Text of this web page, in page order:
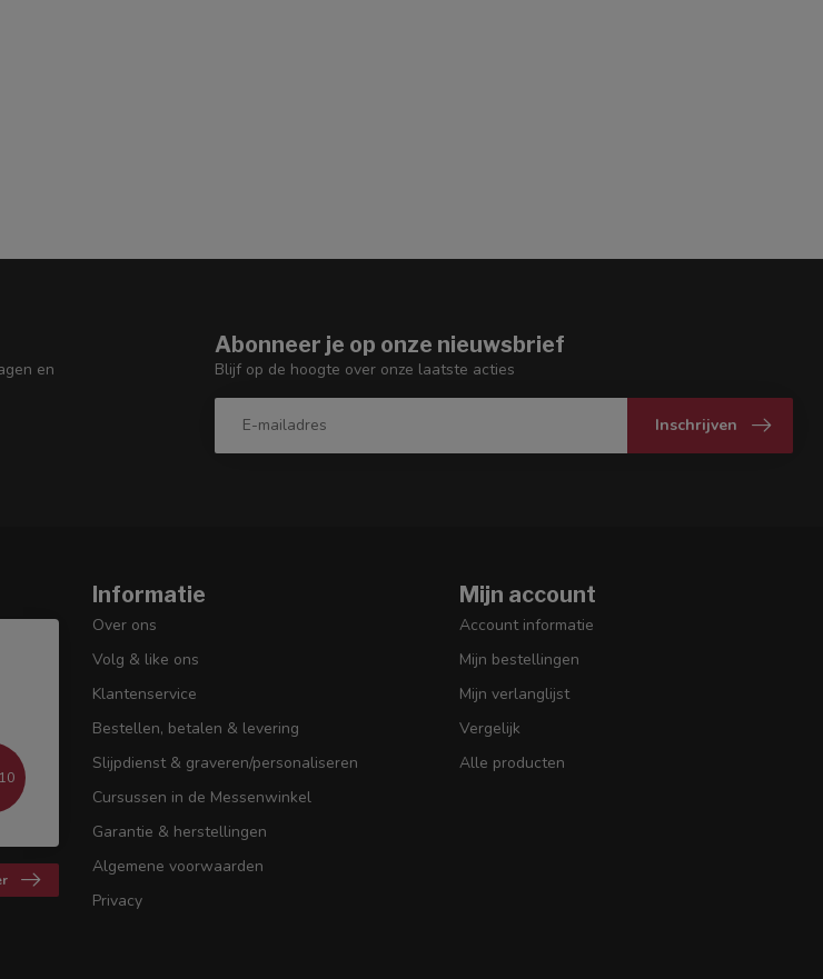
en
Abonneer je op onze nieuwsbrief
Blijf op de hoogte over onze laatste acties
Inschrijven
Informatie
Over ons
Volg & like ons
Klantenservice
Bestellen, betalen & levering
Slijpdienst & graveren/personaliseren
Cursussen in de Messenwinkel
Garantie & herstellingen
Algemene voorwaarden
Privacy
Mijn account
Account informatie
Mijn bestellingen
Mijn verlanglijst
Vergelijk
Alle producten